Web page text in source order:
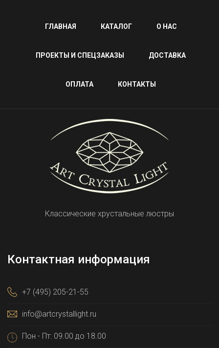
ГЛАВНАЯ КАТАЛОГ О НАС
ПРОЕКТЫ И СПЕЦЗАКАЗЫ ДОСТАВКА
ОПЛАТА КОНТАКТЫ
Классические хрустальные люстры
Контактная информация
+7 (495) 205-21-55
info@artcrystallight.ru
Пон - Пт: 09.00 до 18.00